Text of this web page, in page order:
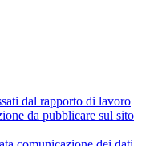
dal rapporto di lavoro
da pubblicare sul sito